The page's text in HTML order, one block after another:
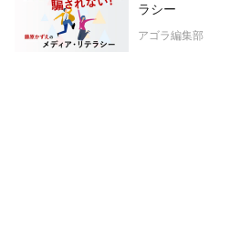
ラシー
アゴラ編集部